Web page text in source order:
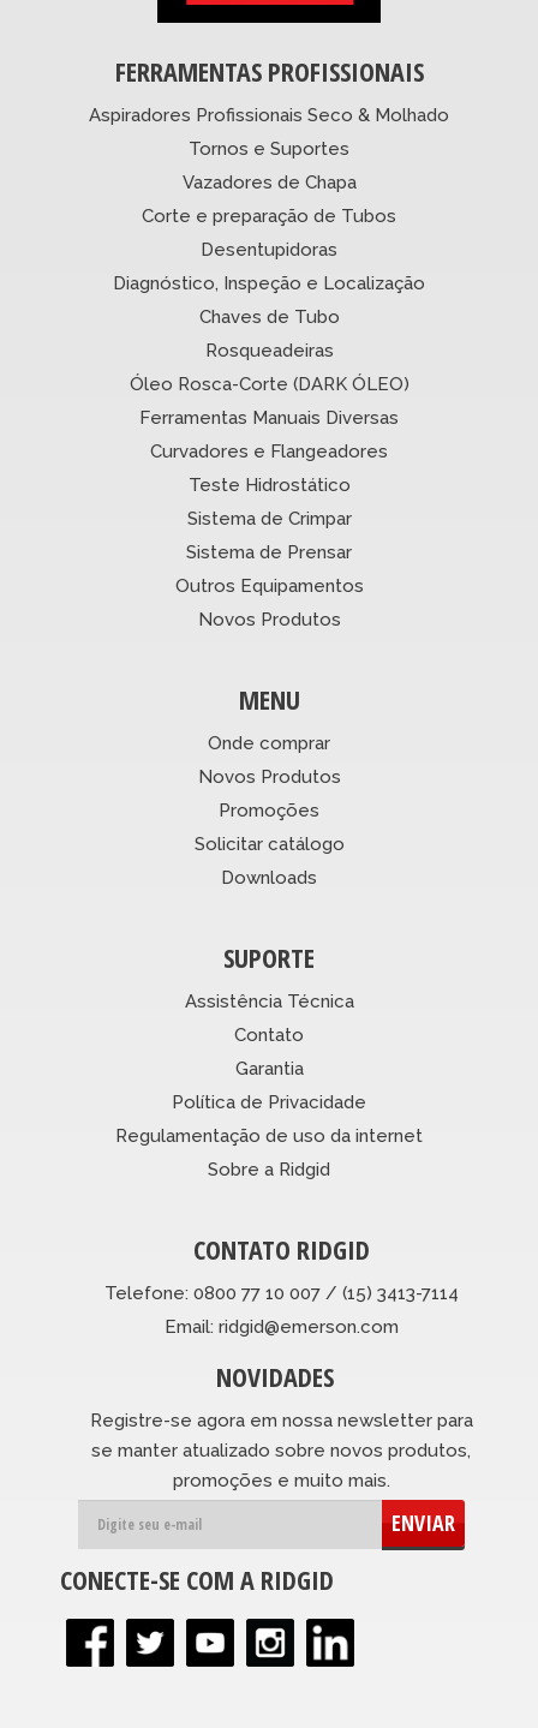
FERRAMENTAS PROFISSIONAIS
Aspiradores Profissionais Seco & Molhado
Tornos e Suportes
Vazadores de Chapa
Corte e preparação de Tubos
Desentupidoras
Diagnóstico, Inspeção e Localização
Chaves de Tubo
Rosqueadeiras
Óleo Rosca-Corte (DARK ÓLEO)
Ferramentas Manuais Diversas
Curvadores e Flangeadores
Teste Hidrostático
Sistema de Crimpar
Sistema de Prensar
Outros Equipamentos
Novos Produtos
MENU
Onde comprar
Novos Produtos
Promoções
Solicitar catálogo
Downloads
SUPORTE
Assistência Técnica
Contato
Garantia
Política de Privacidade
Regulamentação de uso da internet
Sobre a Ridgid
CONTATO RIDGID
Telefone: 0800 77 10 007 / (15) 3413-7114
Email: ridgid@emerson.com
NOVIDADES
Registre-se agora em nossa newsletter para
se manter atualizado sobre novos produtos,
promoções e muito mais.
ENVIAR
CONECTE-SE COM A RIDGID